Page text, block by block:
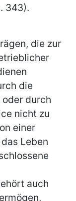
343).
die zur
die
durch
nicht zu
einer
Leben
auch